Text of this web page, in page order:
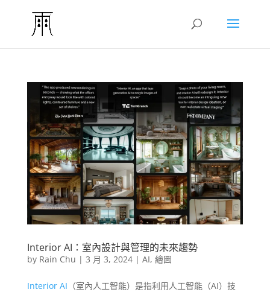
Interior AI：室內設計與管理的未來趨勢
by Rain Chu | 3 月 3, 2024| AI, 繪圖
Interior AI （室內人工智能）是指利用人工智能（AI）技